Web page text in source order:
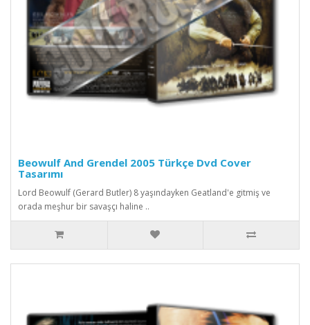
Beowulf And Grendel 2005 Türkçe Dvd Cover
Tasarımı
Lord Beowulf (Gerard Butler) 8 yaşındayken Geatland'e gitmiş ve
orada meşhur bir savaşçı haline ..